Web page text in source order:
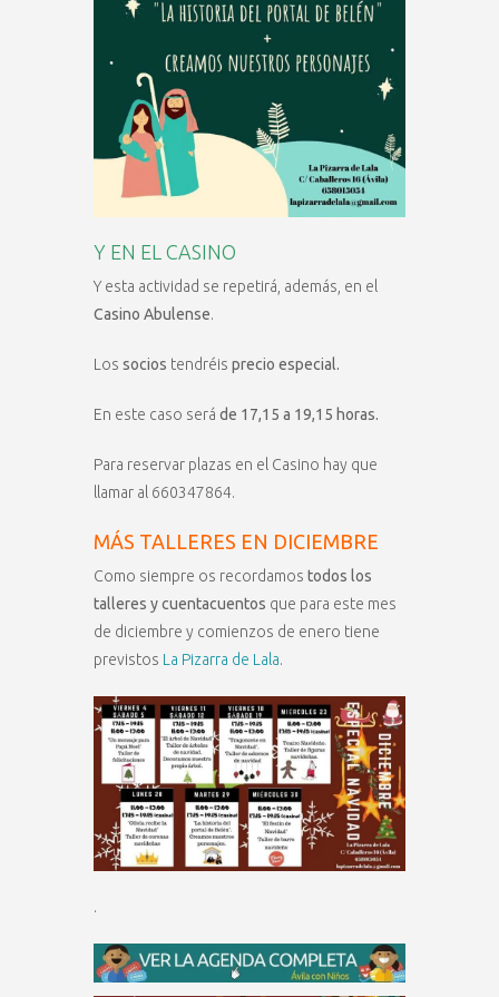
Y EN EL CASINO
Y esta actividad se repetirá, además, en el
Casino Abulense.
Los socios tendréis precio especial.
En este caso será de 17,15 a 19,15 horas.
Para reservar plazas en el Casino hay que
llamar al 660347864.
MÁS TALLERES EN DICIEMBRE
Como siempre os recordamos todos los
talleres y cuentacuentos que para este mes
de diciembre y comienzos de enero tiene
previstos La Pizarra de Lala.
.